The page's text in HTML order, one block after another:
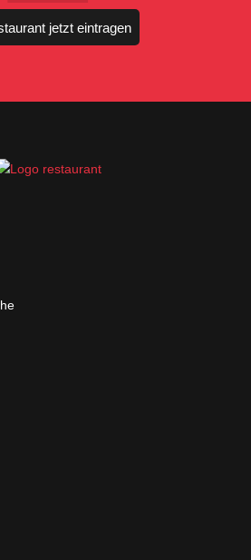
jetzt eintragen